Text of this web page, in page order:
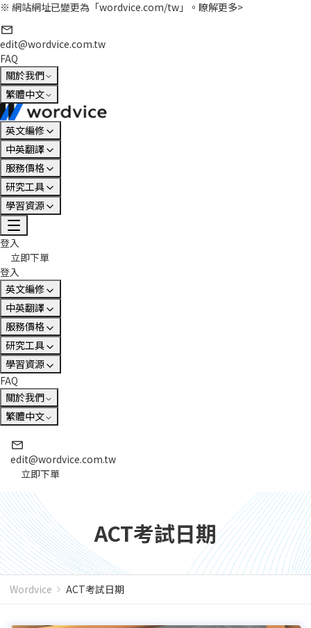
※ 網站網址已變更為「wordvice.com/tw」。 瞭解更多>
edit@wordvice.com.tw
FAQ
關於我們
繁體中文
英文編修
中英翻譯
服務價格
研究工具
學習資源
登入
立即下單
登入
英文編修
中英翻譯
服務價格
研究工具
學習資源
FAQ
關於我們
繁體中文
edit@wordvice.com.tw
立即下單
ACT考試日期
Wordvice ACT考試日期